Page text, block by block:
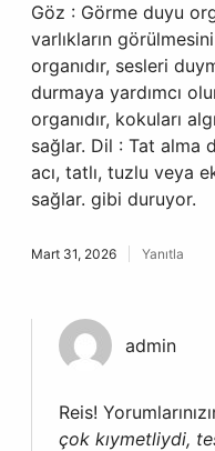
Göz : Görme duyu
varlıkların
organıdır, sesleri
durmaya yardımcı
organıdır, kokuları
sağlar. Dil : Tat alma
acı, tatlı, tuzlu veya
sağlar. gibi duruyor.
Mart 31, 2026 Yanıtla
admin
Reis!
çok kıymetliydi,